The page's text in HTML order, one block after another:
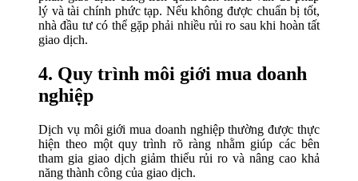
lý và tài chính phức tạp. Nếu không được chuẩn bị tốt,
nhà đầu tư có thể gặp phải nhiều rủi ro sau khi hoàn tất
giao dịch.
4. Quy trình môi giới mua doanh
nghiệp
Dịch vụ môi giới mua doanh nghiệp thường được thực
hiện theo một quy trình rõ ràng nhằm giúp các bên
tham gia giao dịch giảm thiểu rủi ro và nâng cao khả
năng thành công của giao dịch.